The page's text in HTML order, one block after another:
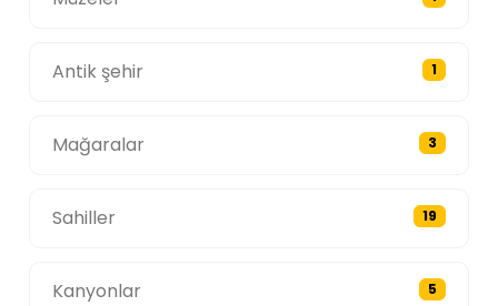
Antik şehir 1
Mağaralar 3
Sahiller 19
Kanyonlar 5